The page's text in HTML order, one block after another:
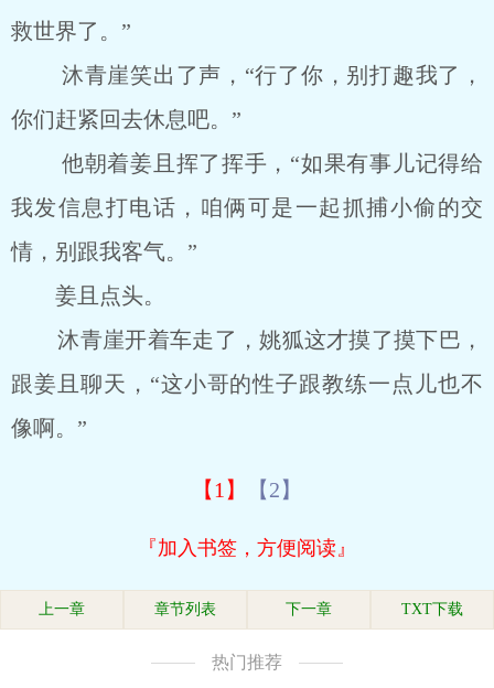
救世界了。”
沐青崖笑出了声，“行了你，别打趣我了，
你们赶紧回去休息吧。”
他朝着姜且挥了挥手，“如果有事儿记得给
我发信息打电话，咱俩可是一起抓捕小偷的交
情，别跟我客气。”
姜且点头。
沐青崖开着车走了，姚狐这才摸了摸下巴，
跟姜且聊天，“这小哥的性子跟教练一点儿也不
像啊。”
【1】 【2】
『加入书签，方便阅读』
上一章 章节列表 下一章 TXT下载
热门推荐